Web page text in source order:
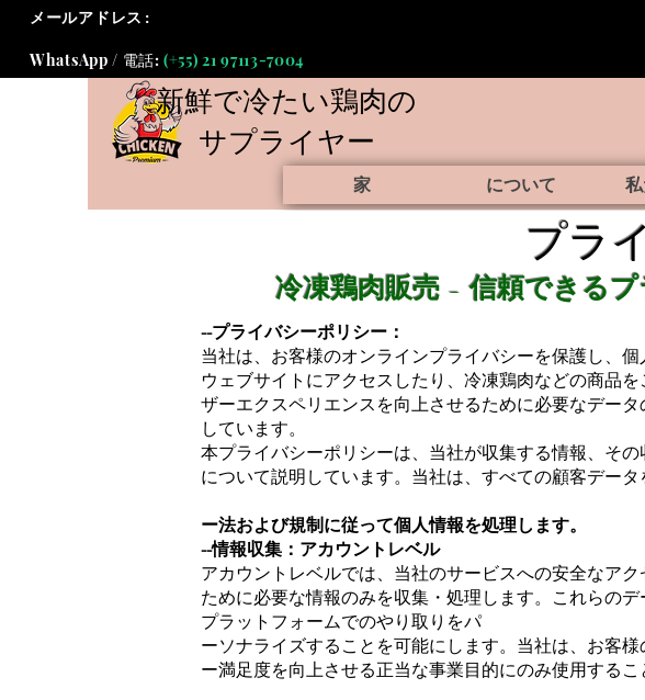
メールアドレス:
WhatsApp / 電話: (+55) 21 97113-7004
新鮮で冷たい鶏肉の
サプライヤー
家 について
プラ
冷凍鶏肉販売 - 信頼できる
--プライバシーポリシー：
当社は、お客様のオンラインプライバシーを保護し、
ウェブサイトにアクセスしたり、冷凍鶏肉などの商品
ザーエクスペリエンスを向上させるために必要なデー
しています。
本プライバシーポリシーは、当社が収集する情報、そ
について説明しています。当社は、すべての顧客デー
ー法および規制に従って個人情報を処理します。
--情報収集：アカウントレベル
アカウントレベルでは、当社のサービスへの安全なア
ために必要な情報のみを収集・処理します。これらの
プラットフォームでのやり取りをパ
ーソナライズすることを可能にします。当社は、お客
ー満足度を向上させる正当な事業目的にのみ使用するこ